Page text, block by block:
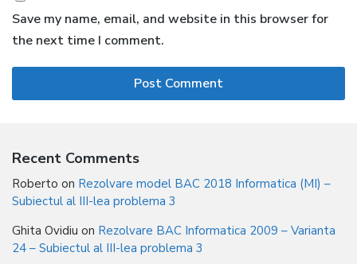
Save my name, email, and website in this browser for
the next time I comment.
Recent Comments
Roberto on Rezolvare model BAC 2018 Informatica (MI) –
Subiectul al III-lea problema 3
Ghita Ovidiu on Rezolvare BAC Informatica 2009 – Varianta
24 – Subiectul al III-lea problema 3